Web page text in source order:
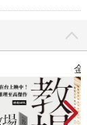
金